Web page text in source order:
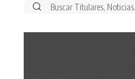
Buscar